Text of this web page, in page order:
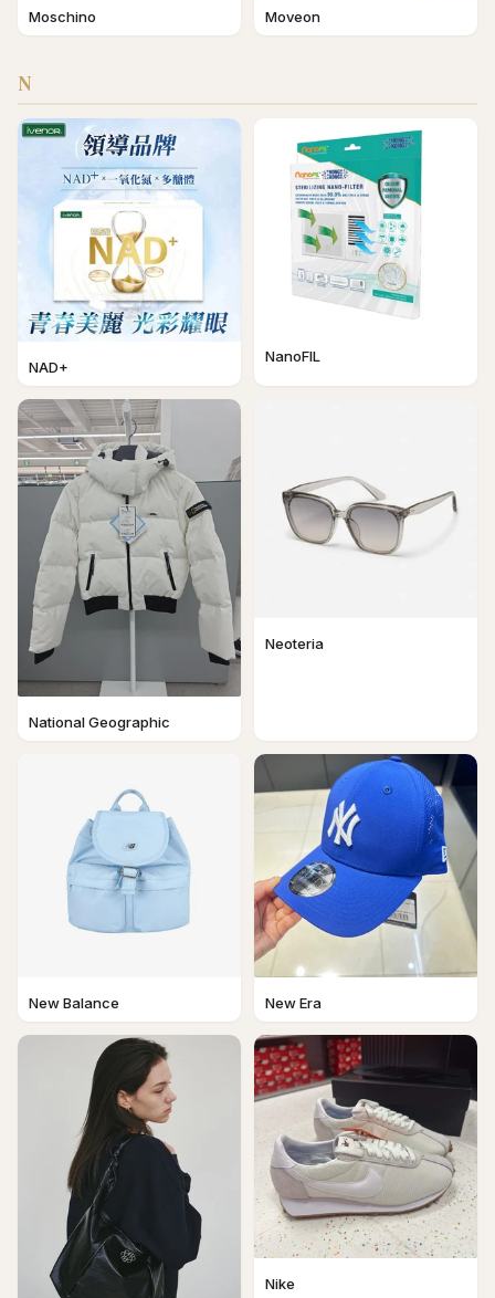
Moschino Moveon
N
NAD+
NanoFIL
National Geographic
Neoteria
New Balance New Era
Nike